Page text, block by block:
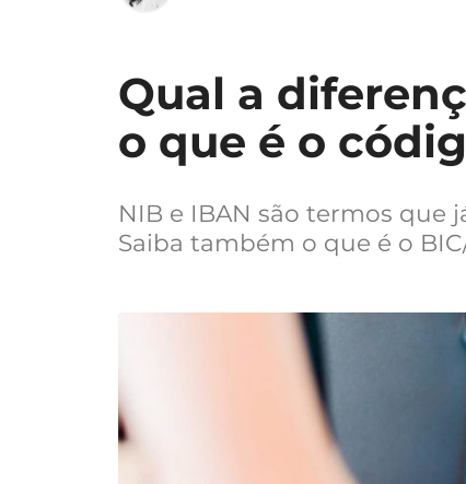
Qual a
o que é o
NIB e IBAN são termos que
Saiba também o que é o